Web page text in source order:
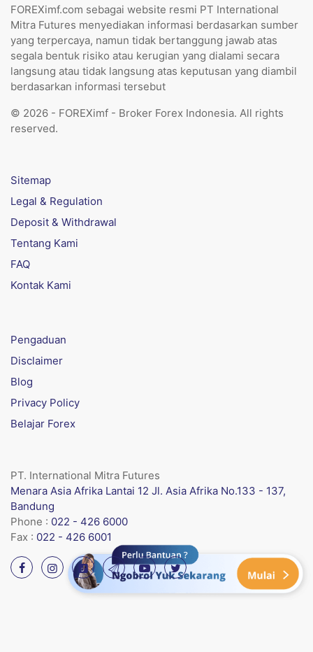
FOREXimf.com sebagai website resmi PT International
Mitra Futures menyediakan informasi berdasarkan sumber
yang terpercaya, namun tidak bertanggung jawab atas
segala bentuk risiko atau kerugian yang dialami secara
langsung atau tidak langsung atas keputusan yang diambil
berdasarkan informasi tersebut
© 2026 - FOREXimf - Broker Forex Indonesia. All rights
reserved.
Sitemap
Legal & Regulation
Deposit & Withdrawal
Tentang Kami
FAQ
Kontak Kami
Pengaduan
Disclaimer
Blog
Privacy Policy
Belajar Forex
PT. International Mitra Futures
Menara Asia Afrika Lantai 12 Jl. Asia Afrika No.133 - 137,
Bandung
Phone : 022 - 426 6000
Fax : 022 - 426 6001